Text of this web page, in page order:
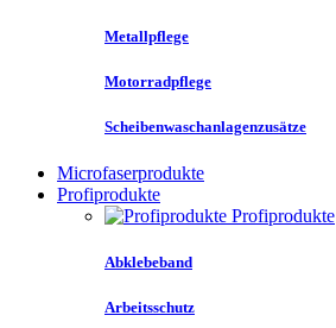
Metallpflege
Motorradpflege
Scheibenwaschanlagenzusätze
Microfaserprodukte
Profiprodukte
Profiprodukte
Abklebeband
Arbeitsschutz